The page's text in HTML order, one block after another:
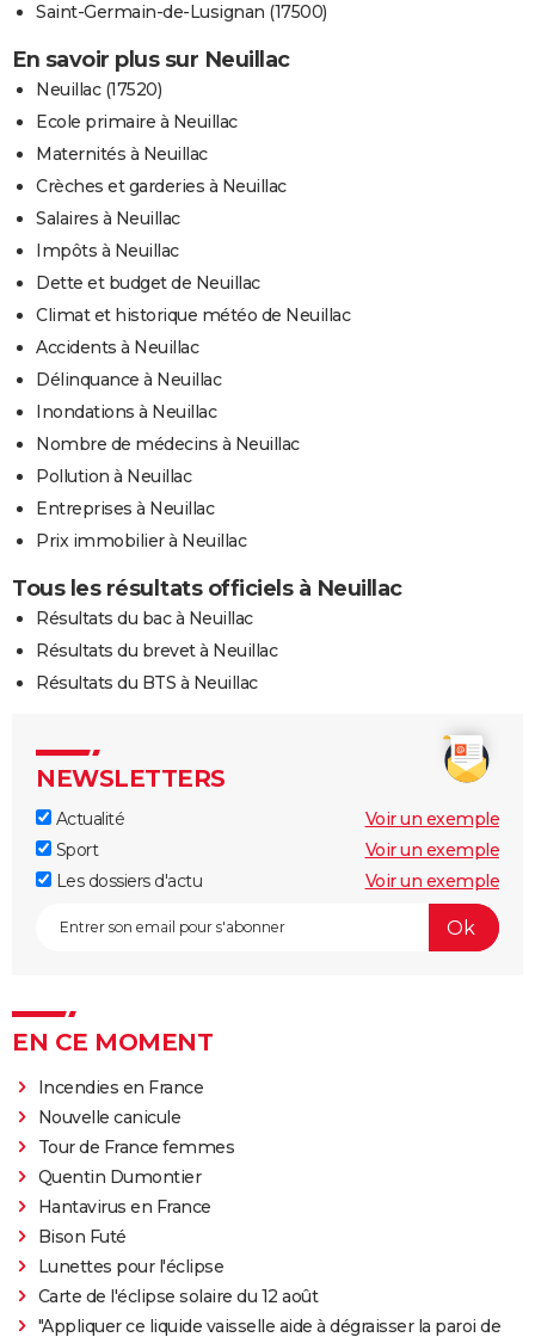
Saint-Germain-de-Lusignan (17500)
En savoir plus sur Neuillac
Neuillac (17520)
Ecole primaire à Neuillac
Maternités à Neuillac
Crèches et garderies à Neuillac
Salaires à Neuillac
Impôts à Neuillac
Dette et budget de Neuillac
Climat et historique météo de Neuillac
Accidents à Neuillac
Délinquance à Neuillac
Inondations à Neuillac
Nombre de médecins à Neuillac
Pollution à Neuillac
Entreprises à Neuillac
Prix immobilier à Neuillac
Tous les résultats officiels à Neuillac
Résultats du bac à Neuillac
Résultats du brevet à Neuillac
Résultats du BTS à Neuillac
NEWSLETTERS
Actualité
Voir un exemple
Sport
Voir un exemple
Les dossiers d'actu
Voir un exemple
EN CE MOMENT
Incendies en France
Nouvelle canicule
Tour de France femmes
Quentin Dumontier
Hantavirus en France
Bison Futé
Lunettes pour l'éclipse
Carte de l'éclipse solaire du 12 août
"Appliquer ce liquide vaisselle aide à dégraisser la paroi de